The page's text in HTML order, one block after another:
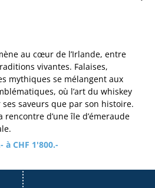
au cœur de l’Irlande, entre
vivantes. Falaises,
mythiques se mélangent aux
où l’art du whiskey
saveurs que par son histoire.
rencontre d’une île d’émeraude
à CHF 1'800.-